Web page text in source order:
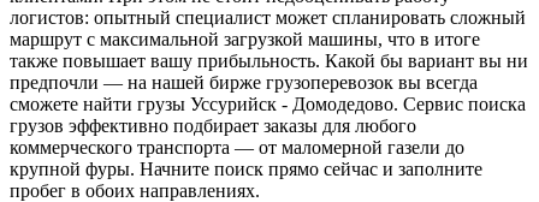
логистов: опытный специалист может спланировать сложный
маршрут с максимальной загрузкой машины, что в итоге
также повышает вашу прибыльность. Какой бы вариант вы ни
предпочли — на нашей бирже грузоперевозок вы всегда
сможете найти грузы Уссурийск - Домодедово. Сервис поиска
грузов эффективно подбирает заказы для любого
коммерческого транспорта — от маломерной газели до
крупной фуры. Начните поиск прямо сейчас и заполните
пробег в обоих направлениях.